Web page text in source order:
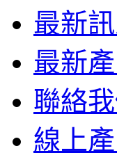
最新
最新
聯絡
線上